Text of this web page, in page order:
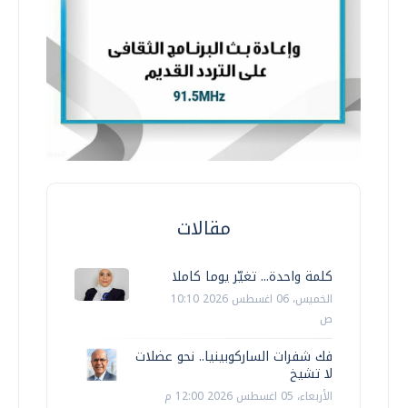
مقالات
كلمة واحدة... تغيّر يوما كاملا
الخميس، 06 اغسطس 2026 10:10
ص
فك شفرات الساركوبينيا.. نحو عضلات
لا تشيخ
الأربعاء، 05 اغسطس 2026 12:00 م